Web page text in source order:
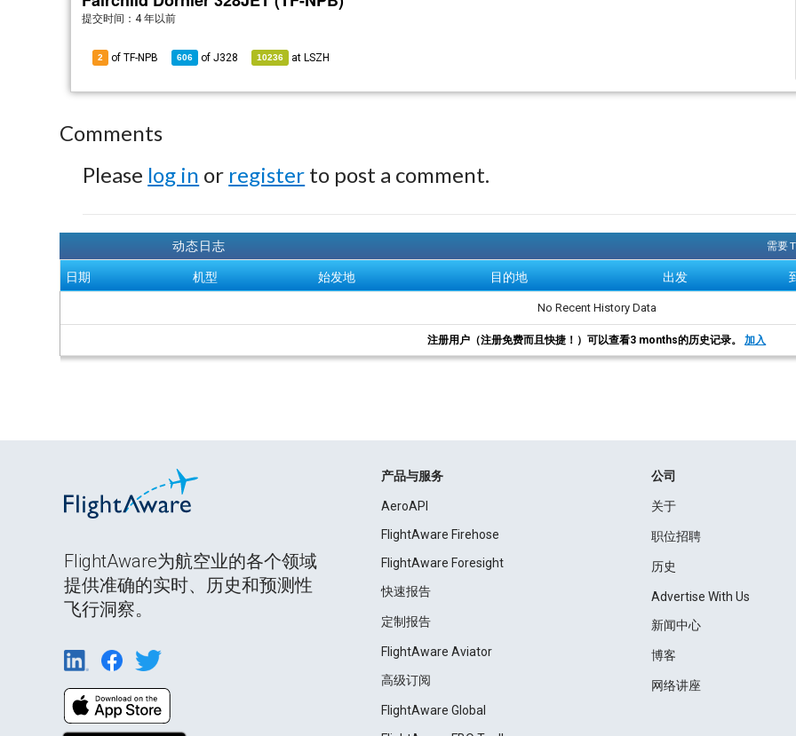
提交时间： 4 年以前
2 of TF-NPB 606 ofJ328 10236 at LSZH
Comments
Please log in or register to post a comment.
动态日志 需要
日期 机型 始发地 目的地 出发
No Recent History Data
注册用户（注册免费而且快捷！）可以查看3 months的历史记录。加入
FlightAware为航空业的各个领域
提供准确的实时、历史和预测性
飞行洞察。
产品与服务
AeroAPI
FlightAware Firehose
FlightAware Foresight
快速报告
定制报告
FlightAware Aviator
高级订阅
FlightAware Global
公司
关于
职位招聘
历史
Advertise With Us
新闻中心
博客
网络讲座